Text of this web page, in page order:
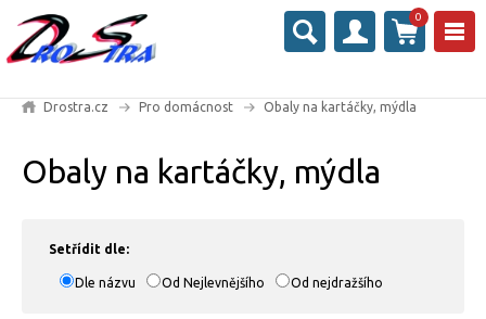
0
Drostra.cz Pro domácnost Obaly na kartáčky, mýdla
Obaly na kartáčky, mýdla
Setřídit dle:
Dle názvu Od Nejlevnějšího Od nejdražšího